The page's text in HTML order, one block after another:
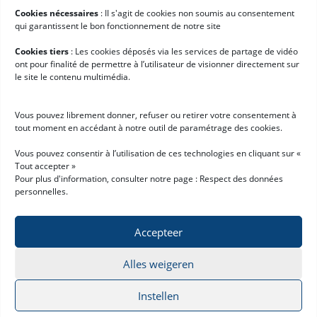
Cookies nécessaires : II s'agit de cookies non soumis au consentement
qui garantissent le bon fonctionnement de notre site
Cookies tiers : Les cookies déposés via les services de partage de vidéo
ont pour finalité de permettre à l’utilisateur de visionner directement sur
le site le contenu multimédia.
Vous pouvez librement donner, refuser ou retirer votre consentement à
tout moment en accédant à notre outil de paramétrage des cookies.
Vous pouvez consentir à l’utilisation de ces technologies en cliquant sur «
Tout accepter »
Pour plus d'information, consulter notre page : Respect des données
personnelles.
Accepteer
Alles weigeren
Instellen
Services voor Hardis
Nieuws
Aan de slag met Hardis
Demo aanvragen
Word Hardis-partner
Privacyverklaring
Disclaimer
© 2026 Hardis Supply Chain